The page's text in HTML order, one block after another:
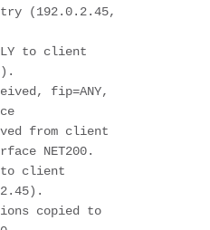
(192.0.2.45,
to client
fip=ANY,
from client
NET200.
to client
copied to